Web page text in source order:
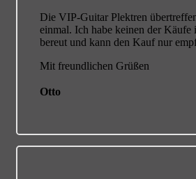
Die VIP-Guitar Plektren
einmal. Ich habe keinen der Käufe
bereut und kann den Kauf nur
Mit freundlichen Grüßen
Otto